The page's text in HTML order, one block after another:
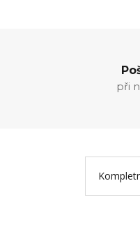
při